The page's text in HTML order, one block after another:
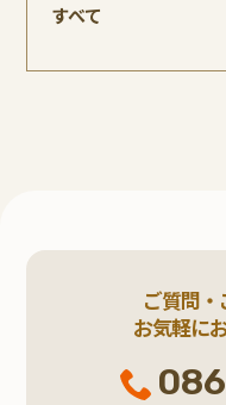
すべて
ご質問
お気軽に